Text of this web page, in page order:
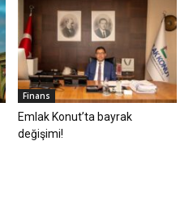
Finans
Emlak Konut’ta bayrak
değişimi!